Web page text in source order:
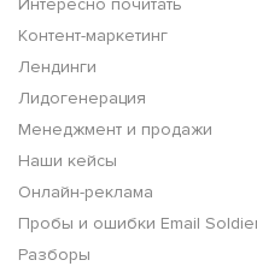
Контент-маркетинг
Лендинги
Лидогенерация
Менеджмент и продажи
Наши кейсы
Онлайн-реклама
Пробы и ошибки Email
Разборы